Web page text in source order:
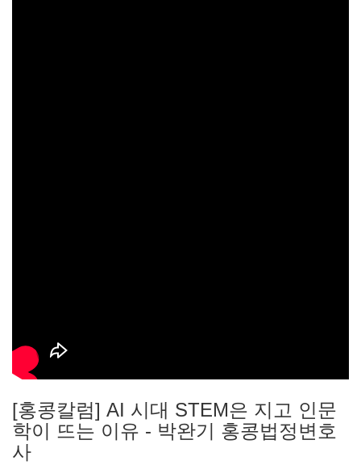
[홍콩칼럼] AI 시대 STEM은 지고 인문
학이 뜨는 이유 - 박완기 홍콩법정변호
사